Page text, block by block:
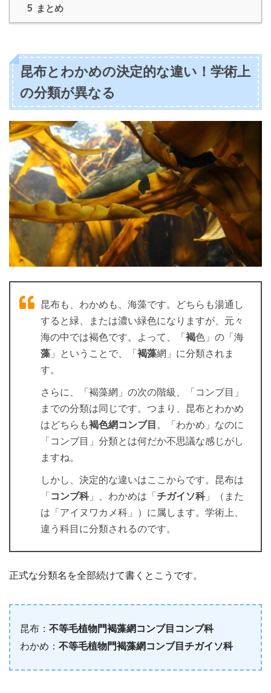
5 まとめ
昆布とわかめの決定的な違い！学術上
の分類が異なる
昆布も、わかめも、海藻です。どちらも湯通し
すると緑、または濃い緑色になりますが、元々
海の中では褐色です。よって、「 褐色」の「海
藻 」ということで、「 褐藻網」に分類されま
す。
さらに、「褐藻網」の次の階級、「コンブ目」
までの分類は同じです。つまり、昆布とわかめ
はどちらも褐色網コンブ目 。「わかめ」なのに
「コンブ目」分類とは何だか不思議な感じがし
ますね。
しかし、決定的な違いはここからです。昆布は
「 コンブ科」、わかめは「 チガイソ科」（また
は「アイヌワカメ科」）に属します。学術上、
違う科目に分類されるのです。
正式な分類名を全部続けて書くとこうです。
昆布： 不等毛植物門褐藻網コンブ目コンブ科
わかめ： 不等毛植物門褐藻網コンブ目チガイソ科